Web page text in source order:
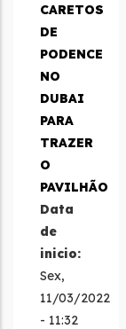
CARETOS
DE
PODENCE
NO
DUBAI
PARA
TRAZER
O
PAVILHÃO
Data
de
inicio:
Sex,
11/03/2022
- 11:32